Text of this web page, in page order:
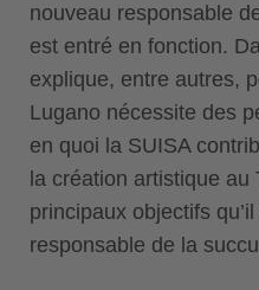
nouveau responsable
est entré en fonction.
explique, entre autres,
Lugano nécessite des
en quoi la SUISA
la création artistique
principaux objectifs
responsable de la